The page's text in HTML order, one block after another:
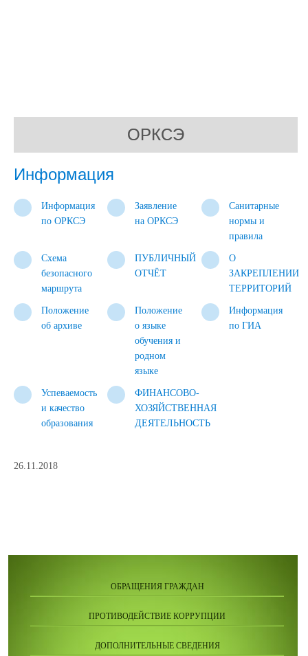
ОРКСЭ
ОРКСЭ
Информация
Информация
по ОРКСЭ
Заявление
на ОРКСЭ
Санитарные
нормы и
правила
Схема
безопасного
маршрута
ПУБЛИЧНЫЙ
ОТЧЁТ
О
ЗАКРЕПЛЕНИИ
ТЕРРИТОРИЙ
Положение
об архиве
Положение
о языке
обучения и
родном
языке
Информация
по ГИА
Успеваемость
и качество
образования
ФИНАНСОВО-
ХОЗЯЙСТВЕННАЯ
ДЕЯТЕЛЬНОСТЬ
26.11.2018
ОБРАЩЕНИЯ ГРАЖДАН
ПРОТИВОДЕЙСТВИЕ КОРРУПЦИИ
ДОПОЛНИТЕЛЬНЫЕ СВЕДЕНИЯ